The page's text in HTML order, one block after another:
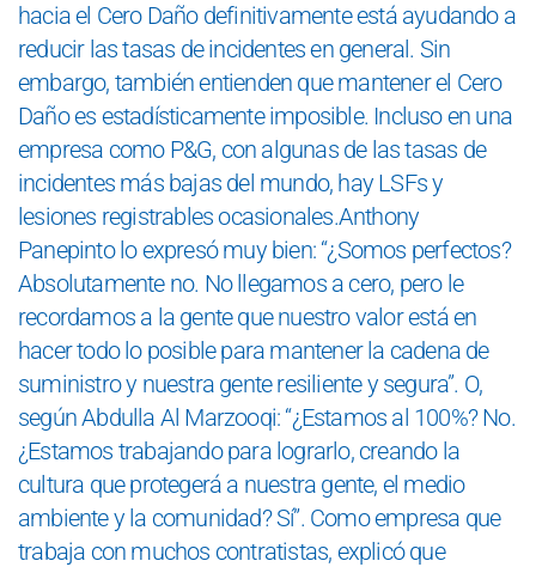
hacia el Cero Daño definitivamente está ayudando a
reducir las tasas de incidentes en general. Sin
embargo, también entienden que mantener el Cero
Daño es estadísticamente imposible. Incluso en una
empresa como P&G, con algunas de las tasas de
incidentes más bajas del mundo, hay LSFs y
lesiones registrables ocasionales.Anthony
Panepinto lo expresó muy bien: “¿Somos perfectos?
Absolutamente no. No llegamos a cero, pero le
recordamos a la gente que nuestro valor está en
hacer todo lo posible para mantener la cadena de
suministro y nuestra gente resiliente y segura”. O,
según Abdulla Al Marzooqi: “¿Estamos al 100%? No.
¿Estamos trabajando para lograrlo, creando la
cultura que protegerá a nuestra gente, el medio
ambiente y la comunidad? Sí”. Como empresa que
trabaja con muchos contratistas, explicó que